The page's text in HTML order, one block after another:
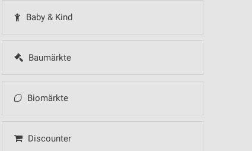
Baby & Kind
Baumärkte
Biomärkte
Discounter